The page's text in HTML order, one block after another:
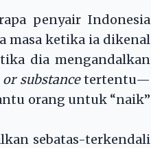
penyair Indonesia
masa ketika ia dikenal
dia mengandalkan
substancetertentu—
orang untuk “naik”
sebatas-terkendali